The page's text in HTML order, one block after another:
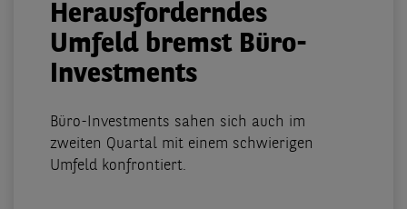
Herausforderndes
Umfeld bremst Büro-
Investments
Büro-Investments sahen sich auch im
zweiten Quartal mit einem schwierigen
Umfeld konfrontiert.